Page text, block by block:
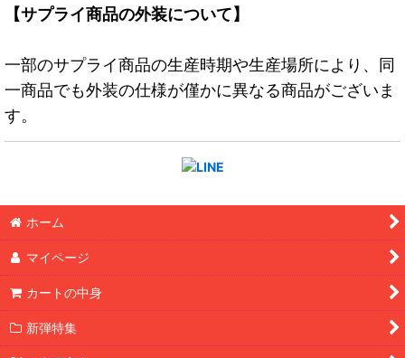
【サプライ商品の外装について】
一部のサプライ商品の生産時期や生産場所により、同
一商品でも外装の仕様が僅かに異なる商品がございま
す。
ホーム
マイページ
カートの中身
新弾特集